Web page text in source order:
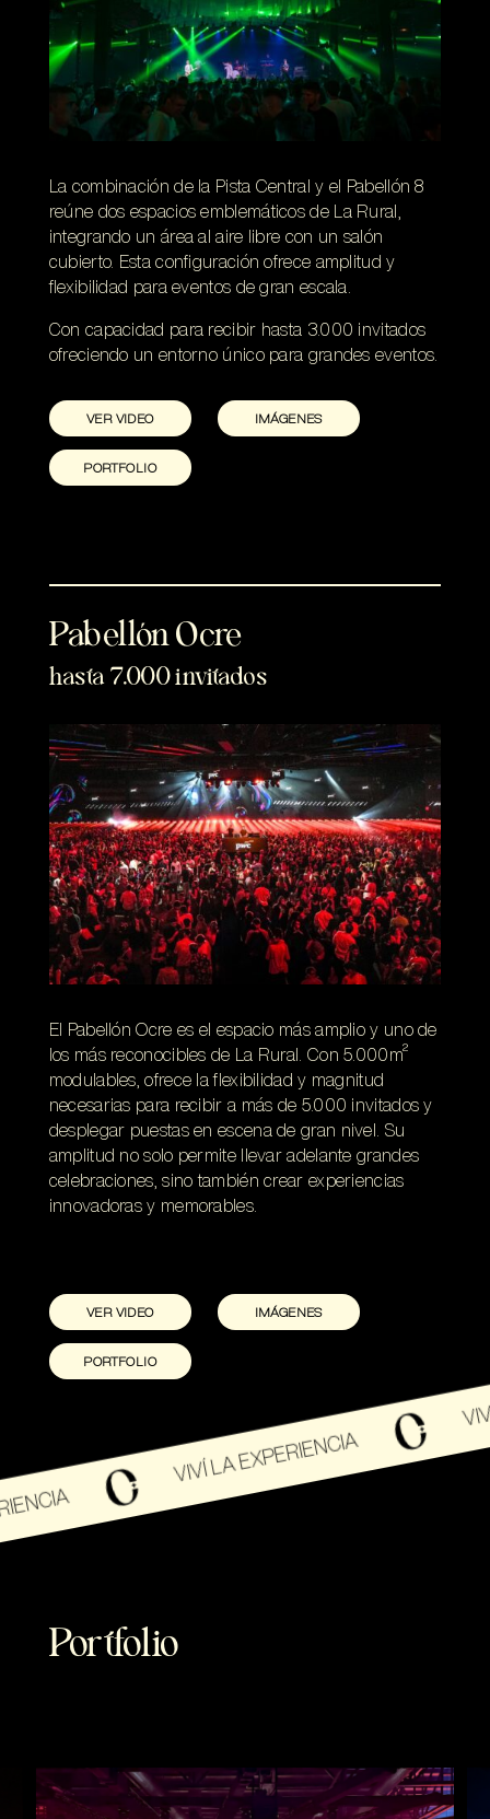
La combinación de la Pista Central y el Pabellón 8
reúne dos espacios emblemáticos de La Rural,
integrando un área al aire libre con un salón
cubierto. Esta configuración ofrece amplitud y
flexibilidad para eventos de gran escala.
Con capacidad para recibir hasta 3.000 invitados
ofreciendo un entorno único para grandes eventos.
VER VIDEO IMÁGENES
PORTFOLIO
Pabellón Ocre
hasta 7.000 invitados
El Pabellón Ocre es el espacio más amplio y uno de
los más reconocibles de La Rural. Con 5.000m²
modulables, ofrece la flexibilidad y magnitud
necesarias para recibir a más de 5.000 invitados y
desplegar puestas en escena de gran nivel. Su
amplitud no solo permite llevar adelante grandes
celebraciones, sino también crear experiencias
innovadoras y memorables.
VER VIDEO IMÁGENES
PORTFOLIO
VIVÍ LA EXPERIENCIA
VIVÍ LA
Portfolio